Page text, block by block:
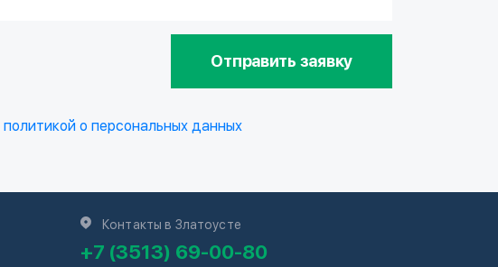
Отправить заявку
политикой о персональных данных
Контакты в Златоусте
+7 (3513) 69-00-80